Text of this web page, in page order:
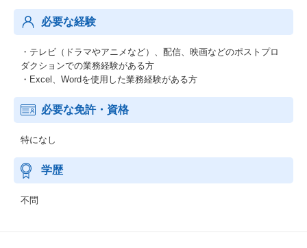
必要な経験
・テレビ（ドラマやアニメなど）、配信、映画などのポストプロ
ダクションでの業務経験がある方
・Excel、Wordを使用した業務経験がある方
必要な免許・資格
特になし
学歴
不問